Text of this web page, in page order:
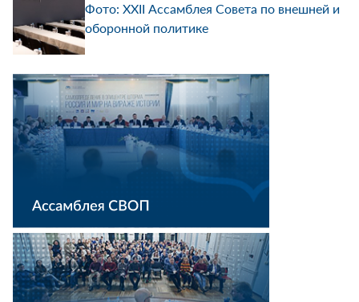
Фото: XXII Ассамблея Совета по внешней и
оборонной политике